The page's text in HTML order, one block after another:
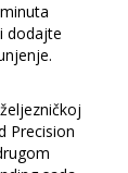
dodajte
Precision